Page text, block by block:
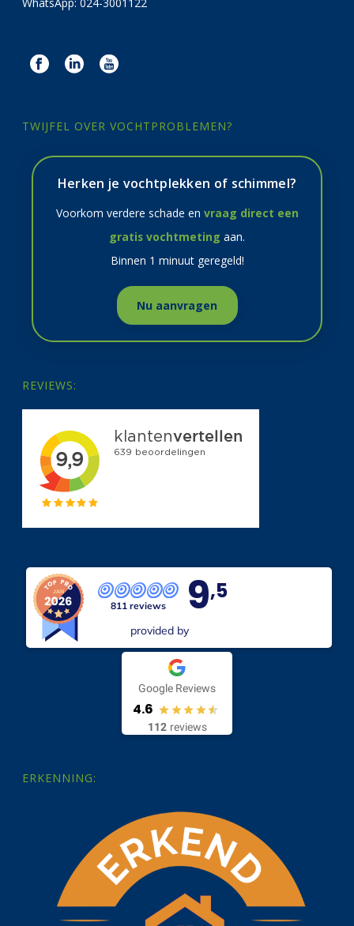
TWIJFEL OVER VOCHTPROBLEMEN?
Herken je vochtplekken of schimmel?
Voorkom verdere schade en vraag direct een
gratis vochtmeting aan.
Binnen 1 minuut geregeld!
Nu aanvragen
REVIEWS:
811 reviews 9,5
provided by
Google Reviews
4.6
112 reviews
ERKENNING: